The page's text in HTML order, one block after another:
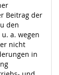
Beitrag der
den
a. wegen
nicht
in